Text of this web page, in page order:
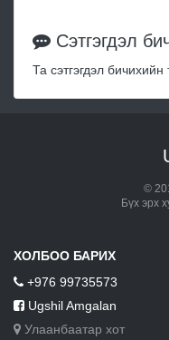
Сэтгэгдэл
Та сэтгэгдэл бичихийн
©
Бүх эрх
ХОЛБОО БАРИХ
+976 99735573
Ugshil Amgalan
Улаанбаатар хот